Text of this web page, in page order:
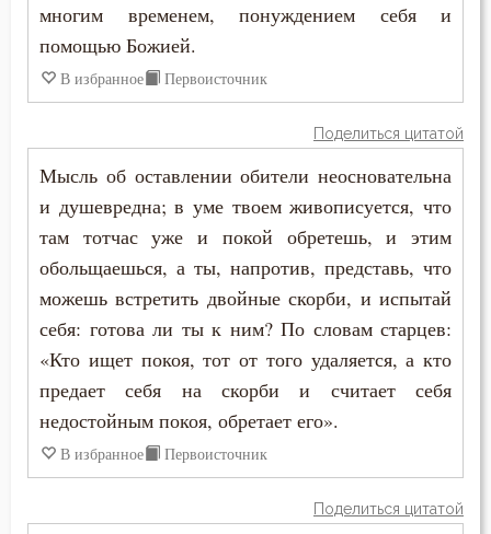
Истина
Клятва
Лень
Ложь
Любовь
Любовь Божия
Любовь к Богу
Милостыня
Иоанн Карпафский
Иоанн Кассиан Римлянин
Иоанн Кронштадтский
Иоанн Мосх
Иосиф Оптинский (Литовкин)
Исаак Сирин Ниневийский
Исидор Пелусиот
многим временем, понуждением себя и
помощью Божией.
В избранное Первоисточник
Поделиться цитатой
Мысль об оставлении обители неосновательна
и душевредна; в уме твоем живописуется, что
там тотчас уже и покой обретешь, и этим
обольщаешься, а ты, напротив, представь, что
можешь встретить двойные скорби, и испытай
себя: готова ли ты к ним? По словам старцев:
«Кто ищет покоя, тот от того удаляется, а кто
предает себя на скорби и считает себя
недостойным покоя, обретает его».
В избранное Первоисточник
Поделиться цитатой